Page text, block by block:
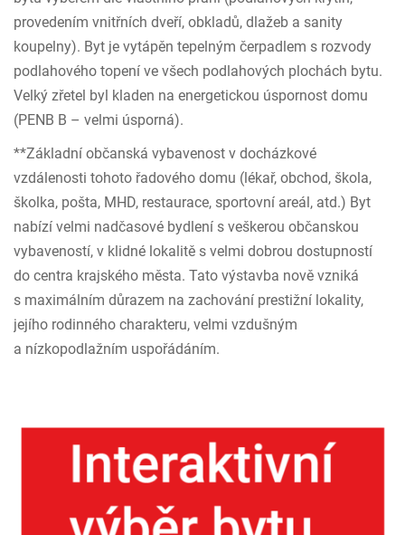
provedením vnitřních dveří, obkladů, dlažeb a sanity
koupelny). Byt je vytápěn tepelným čerpadlem s rozvody
podlahového topení ve všech podlahových plochách bytu.
Velký zřetel byl kladen na energetickou úspornost domu
(PENB B – velmi úsporná).
**Základní občanská vybavenost v docházkové
vzdálenosti tohoto řadového domu (lékař, obchod, škola,
školka, pošta, MHD, restaurace, sportovní areál, atd.) Byt
nabízí velmi nadčasové bydlení s veškerou občanskou
vybaveností, v klidné lokalitě s velmi dobrou dostupností
do centra krajského města. Tato výstavba nově vzniká
s maximálním důrazem na zachování prestižní lokality,
jejího rodinného charakteru, velmi vzdušným
a nízkopodlažním uspořádáním.